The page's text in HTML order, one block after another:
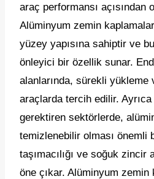
araç performansı açısından
Alüminyum zemin
yüzey yapısına sahiptir ve
önleyici bir özellik sunar.
alanlarında, sürekli yükleme
araçlarda tercih edilir.
gerektiren sektörlerde,
temizlenebilir olması önemli
taşımacılığı ve soğuk zincir
öne çıkar. Alüminyum